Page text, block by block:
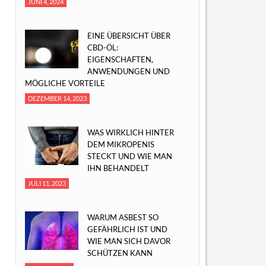
EINE ÜBERSICHT ÜBER
CBD-ÖL:
EIGENSCHAFTEN,
ANWENDUNGEN UND
MÖGLICHE VORTEILE
DEZEMBER 14, 2023
WAS WIRKLICH HINTER
DEM MIKROPENIS
STECKT UND WIE MAN
IHN BEHANDELT
JULI 11, 2023
WARUM ASBEST SO
GEFÄHRLICH IST UND
WIE MAN SICH DAVOR
SCHÜTZEN KANN